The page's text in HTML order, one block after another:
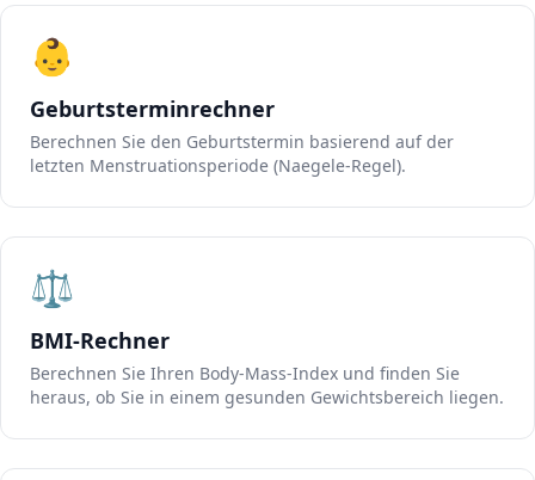
👶
Geburtsterminrechner
Berechnen Sie den Geburtstermin basierend auf der
letzten Menstruationsperiode (Naegele-Regel).
⚖️
BMI-Rechner
Berechnen Sie Ihren Body-Mass-Index und finden Sie
heraus, ob Sie in einem gesunden Gewichtsbereich liegen.